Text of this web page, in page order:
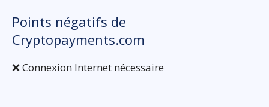
Points négatifs de
Cryptopayments.com
❌ Connexion Internet nécessaire